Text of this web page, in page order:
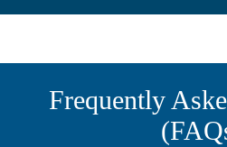
Frequently